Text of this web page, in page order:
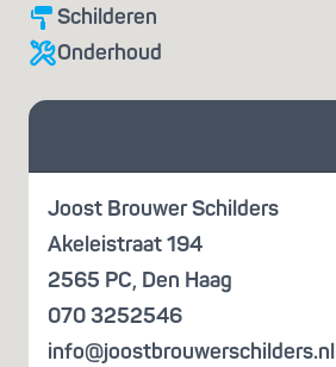
Schilderen
Onderhoud
Vraag je
Joost Brouwer Schilders
Akeleistraat 194
2565 PC, Den Haag
070 3252546
info@joostbrouwerschilders.nl